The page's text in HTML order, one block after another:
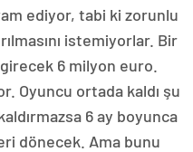
ediyor, tabi ki zorunlu
istemiyorlar. Bir
6 milyon euro.
Oyuncu ortada kaldı şu
6 ay boyunca
dönecek. Ama bunu